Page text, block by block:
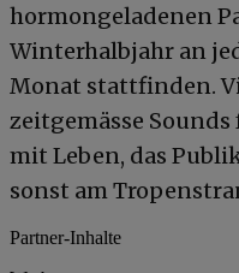
hormongeladenen
Winterhalbjahr an
Monat stattfinden.
zeitgemässe
mit Leben, das
sonst am
Partner-Inhalte